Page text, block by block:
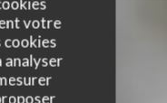
votre
cookies